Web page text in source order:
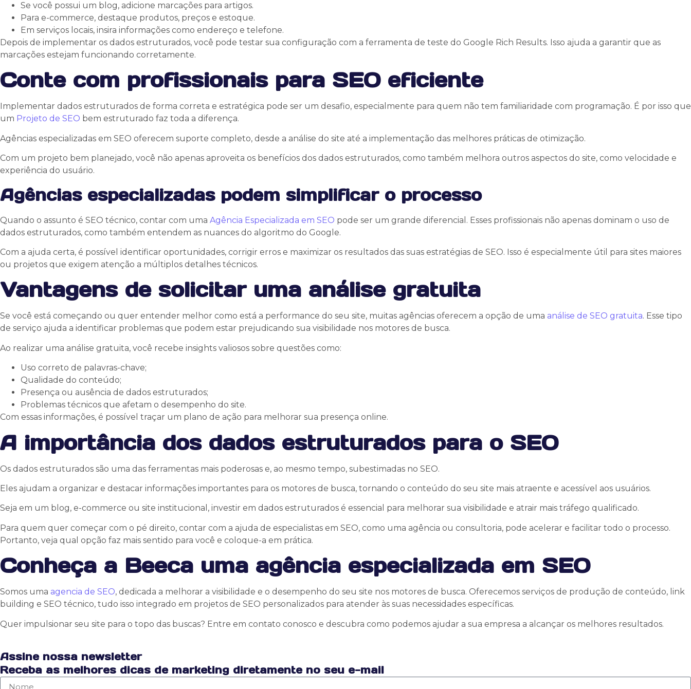
Se você possui um blog, adicione marcações para artigos.
Para e-commerce, destaque produtos, preços e estoque.
Em serviços locais, insira informações como endereço e telefone.
Depois de implementar os dados estruturados, você pode testar sua configuração com a ferramenta de teste do Google Rich Results. Isso ajuda a garantir que as
marcações estejam funcionando corretamente.
Conte com profissionais para SEO eficiente
Implementar dados estruturados de forma correta e estratégica pode ser um desafio, especialmente para quem não tem familiaridade com programação. É por isso que
um Projeto de SEO bem estruturado faz toda a diferença.
Agências especializadas em SEO oferecem suporte completo, desde a análise do site até a implementação das melhores práticas de otimização.
Com um projeto bem planejado, você não apenas aproveita os benefícios dos dados estruturados, como também melhora outros aspectos do site, como velocidade e
experiência do usuário.
Agências especializadas podem simplificar o processo
Quando o assunto é SEO técnico, contar com uma Agência Especializada em SEO pode ser um grande diferencial. Esses profissionais não apenas dominam o uso de
dados estruturados, como também entendem as nuances do algoritmo do Google.
Com a ajuda certa, é possível identificar oportunidades, corrigir erros e maximizar os resultados das suas estratégias de SEO. Isso é especialmente útil para sites maiores
ou projetos que exigem atenção a múltiplos detalhes técnicos.
Vantagens de solicitar uma análise gratuita
Se você está começando ou quer entender melhor como está a performance do seu site, muitas agências oferecem a opção de uma análise de SEO gratuita. Esse tipo
de serviço ajuda a identificar problemas que podem estar prejudicando sua visibilidade nos motores de busca.
Ao realizar uma análise gratuita, você recebe insights valiosos sobre questões como:
Uso correto de palavras-chave;
Qualidade do conteúdo;
Presença ou ausência de dados estruturados;
Problemas técnicos que afetam o desempenho do site.
Com essas informações, é possível traçar um plano de ação para melhorar sua presença online.
A importância dos dados estruturados para o SEO
Os dados estruturados são uma das ferramentas mais poderosas e, ao mesmo tempo, subestimadas no SEO.
Eles ajudam a organizar e destacar informações importantes para os motores de busca, tornando o conteúdo do seu site mais atraente e acessível aos usuários.
Seja em um blog, e-commerce ou site institucional, investir em dados estruturados é essencial para melhorar sua visibilidade e atrair mais tráfego qualificado.
Para quem quer começar com o pé direito, contar com a ajuda de especialistas em SEO, como uma agência ou consultoria, pode acelerar e facilitar todo o processo.
Portanto, veja qual opção faz mais sentido para você e coloque-a em prática.
Conheça a Beeca uma agência especializada em SEO
Somos uma agencia de SEO, dedicada a melhorar a visibilidade e o desempenho do seu site nos motores de busca. Oferecemos serviços de produção de conteúdo, link
building e SEO técnico, tudo isso integrado em projetos de SEO personalizados para atender às suas necessidades específicas.
Quer impulsionar seu site para o topo das buscas? Entre em contato conosco e descubra como podemos ajudar a sua empresa a alcançar os melhores resultados.
Assine nossa newsletter
Receba as melhores dicas de marketing diretamente no seu e-mail